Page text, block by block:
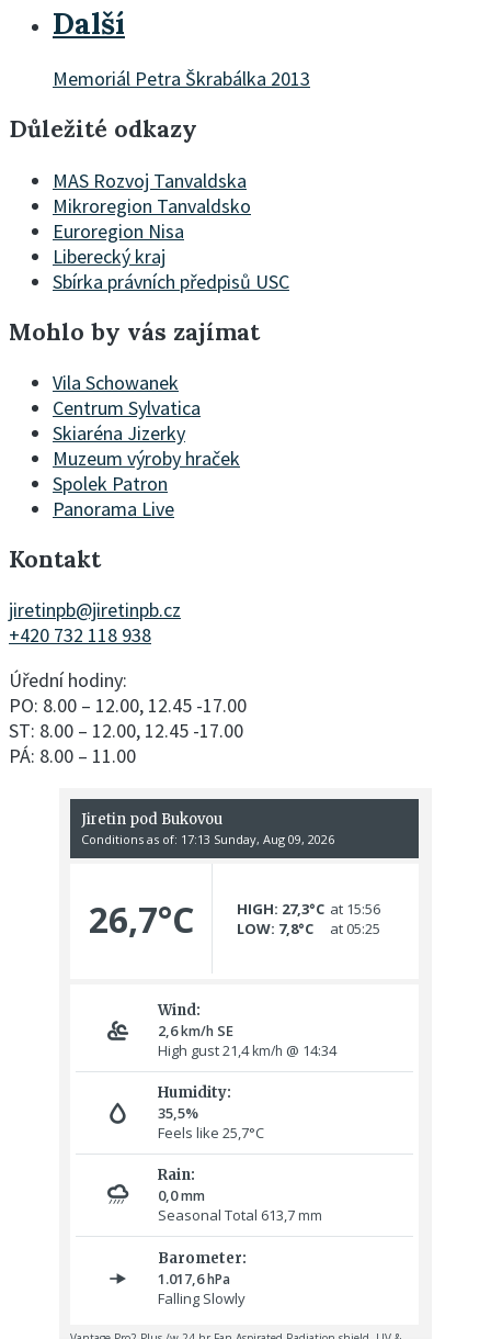
Další
Memoriál Petra Škrabálka 2013
Důležité odkazy
MAS Rozvoj Tanvaldska
Mikroregion Tanvaldsko
Euroregion Nisa
Liberecký kraj
Sbírka právních předpisů USC
Mohlo by vás zajímat
Vila Schowanek
Centrum Sylvatica
Skiaréna Jizerky
Muzeum výroby hraček
Spolek Patron
Panorama Live
Kontakt
jiretinpb@jiretinpb.cz
+420 732 118 938
Úřední hodiny:
PO: 8.00 – 12.00, 12.45 -17.00
ST: 8.00 – 12.00, 12.45 -17.00
PÁ: 8.00 – 11.00